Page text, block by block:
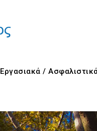
Εργασιακά /